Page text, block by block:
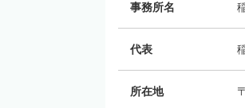
事務所名
代表
所在地